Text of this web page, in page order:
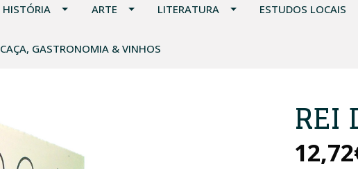
HISTÓRIA ARTE LITERATURA ESTUDOS LOCAIS
CAÇA, GASTRONOMIA & VINHOS
REI